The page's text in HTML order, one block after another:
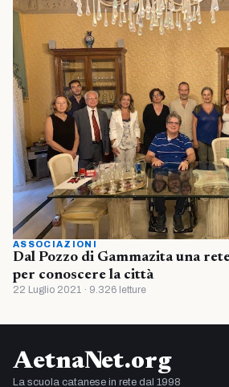
ASSOCIAZIONI
Dal Pozzo di Gammazita una
per conoscere la città
22 Luglio 2021 · 9.326 letture
AetnaNet.org
La scuola catanese in rete dal 1998